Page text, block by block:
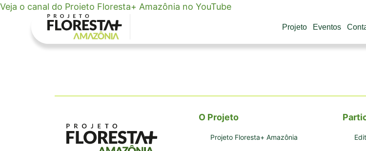
Projeto Eventos
Projeto ▼
Vídeos
Veja o canal do Projeto Floresta+ Amazônia no YouTube
O Projeto
Projeto Floresta+ Amazônia